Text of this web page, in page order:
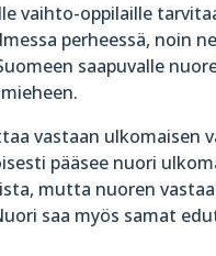
vaihto-oppilaille
perheessä, noin
saapuvalle
vastaan ulkomaisen
pääsee nuori
mutta nuoren
saa myös samat